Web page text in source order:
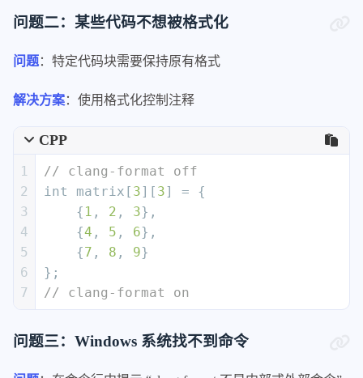
104
106
107
108
111
112
113
114
115
116
117
118
119
120
121
EmptyLineAfterAccessModifier:
ExperimentalAutoDetectBinPacking:
FixNamespaceComments:
ForEachMacros:
-
BOOST_FOREACH
IfMacros:
-
KJ_IF_MAYBE
IncludeBlocks:
IncludeCategories:
Priority:
SortPriority:
0
CaseSensitive:
false
Priority:
3
问题二：某些代码不想被格式化
问题：特定代码块需要保持原有格式
解决方案：使用格式化控制注释
CPP
1
2
3
4
5
6
7
// clang-format off
int
matrix[ 3][ 3] = {
    {
1 , 2 , 3},
    {
4 , 5 , 6},
    {
7 , 8 , 9}
};
// clang-format on
问题三：Windows 系统找不到命令